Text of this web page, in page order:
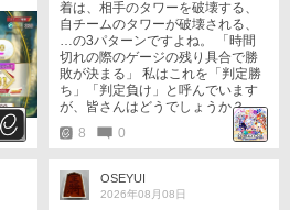
着は、相手のタワーを破壊する、
自チームのタワーが破壊される、
…の3パターンですよね。 「時間
切れの際のゲージの残り具合で勝
敗が決まる」 私はこれを「判定勝
ち」「判定負け」と呼んでいます
が、皆さんはどうでしょうか？
8
0
OSEYUI
2026年08月08日